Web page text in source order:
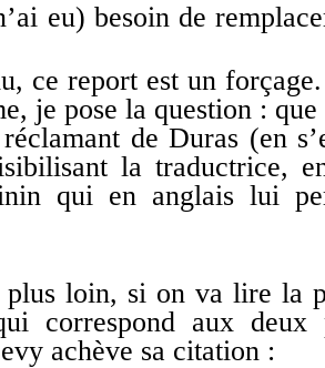
eu) besoin de
ce report est un
je pose la question :
de Duras (en
la traductrice,
qui en anglais lui
plus loin, si on va lire la
correspond aux deux
achève sa citation :